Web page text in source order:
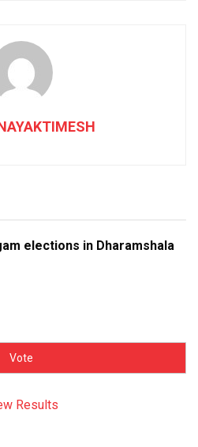
elections in Dharamshala
Results